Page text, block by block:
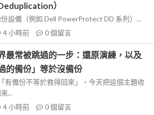
）
設備（例如 Dell PowerProtect DD 系列）...
4 小時前 0個留言
最常被跳過的一步：還原演練，以及
的備份」等於沒備份
有備份不等於救得回來」，今天把這個主題收
...
4 小時前 0個留言